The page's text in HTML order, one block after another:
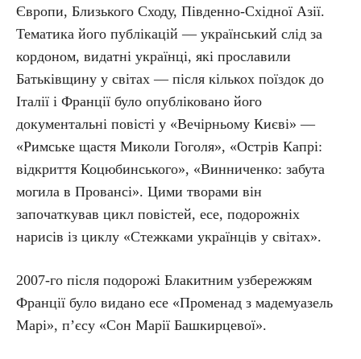
Європи, Близького Сходу, Південно-Східної Азії.
Тематика його публікацій — український слід за
кордоном, видатні українці, які прославили
Батьківщину у світах — після кількох поїздок до
Італії і Франції було опубліковано його
документальні повісті у «Вечірньому Києві» —
«Римське щастя Миколи Гоголя», «Острів Капрі:
відкриття Коцюбинського», «Винниченко: забута
могила в Провансі». Цими творами він
започаткував цикл повістей, есе, подорожніх
нарисів із циклу «Стежками українців у світах».
2007-го після подорожі Блакитним узбережжям
Франції було видано есе «Променад з мадемуазель
Марі», п’єсу «Сон Марії Башкирцевої».